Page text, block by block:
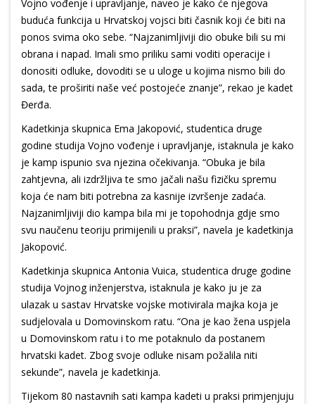
Vojno vođenje i upravljanje, naveo je kako će njegova
buduća funkcija u Hrvatskoj vojsci biti časnik koji će biti na
ponos svima oko sebe. “Najzanimljiviji dio obuke bili su mi
obrana i napad. Imali smo priliku sami voditi operacije i
donositi odluke, dovoditi se u uloge u kojima nismo bili do
sada, te proširiti naše već postojeće znanje”, rekao je kadet
Đerđa.
Kadetkinja skupnica Ema Jakopović, studentica druge
godine studija Vojno vođenje i upravljanje, istaknula je kako
je kamp ispunio sva njezina očekivanja. “Obuka je bila
zahtjevna, ali izdržljiva te smo jačali našu fizičku spremu
koja će nam biti potrebna za kasnije izvršenje zadaća.
Najzanimljiviji dio kampa bila mi je topohodnja gdje smo
svu naučenu teoriju primijenili u praksi”, navela je kadetkinja
Jakopović.
Kadetkinja skupnica Antonia Vuica, studentica druge godine
studija Vojnog inženjerstva, istaknula je kako ju je za
ulazak u sastav Hrvatske vojske motivirala majka koja je
sudjelovala u Domovinskom ratu. “Ona je kao žena uspjela
u Domovinskom ratu i to me potaknulo da postanem
hrvatski kadet. Zbog svoje odluke nisam požalila niti
sekunde”, navela je kadetkinja.
Tijekom 80 nastavnih sati kampa kadeti u praksi primjenjuju